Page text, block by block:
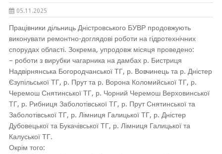
05.11.2025
Працівники дільниць Дністровського БУВР продовжують
виконувати ремонтно-доглядові роботи на гідротехнічних
спорудах області. Зокрема, упродовж місяця проведено:
– роботи з вирубки чагарника на дамбах р. Бистриця
Надвірнянська Богородчанської ТГ, р. Вовчинець та р. Дністер
Єзупільської ТГ, р. Прут та р. Ворона Коломийської ТГ, р.
Черемош Снятинської ТГ, р. Чорний Черемош Верховинської
ТГ, р. Рибниця Заболотівської ТГ, р. Прут Снятинської та
Заболотівської ТГ, р. Лімниця Галицької ТГ, р. Дністер
Дубовецької та Букачівської ТГ, р. Лімниця Галицької та
Калуської ТГ.
Окрім того: